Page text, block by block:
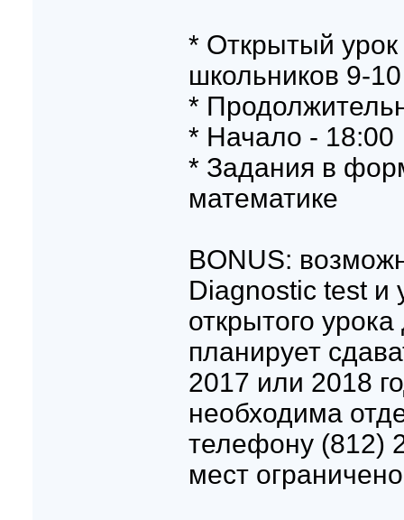
* Открытый урок
школьников 9-
*
* Начало - 18:00
* Задания в
математике
BONUS:
Diagnostic test и
открытого урока
планирует
2017 или 2018
необходима
телефону (812)
мест